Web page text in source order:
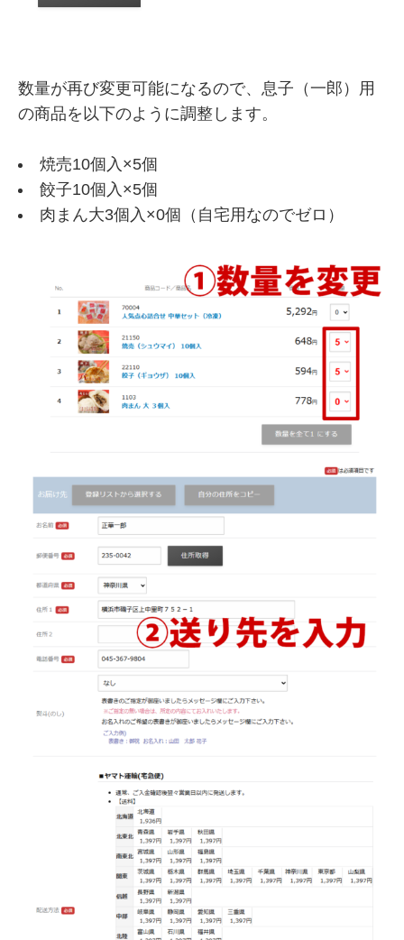
数量が再び変更可能になるので、息子（一郎）用
の商品を以下のように調整します。
焼売10個入×5個
餃子10個入×5個
肉まん大3個入×0個（自宅用なのでゼロ）